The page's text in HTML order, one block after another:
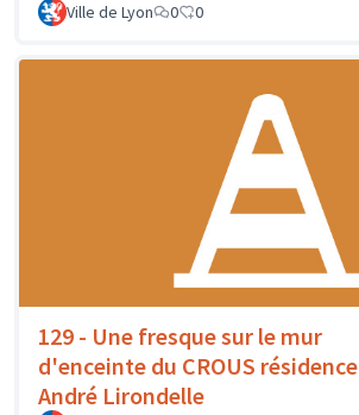
Ville de Lyon 0 0
129 - Une fresque sur le mur
d'enceinte du CROUS résidence
André Lirondelle